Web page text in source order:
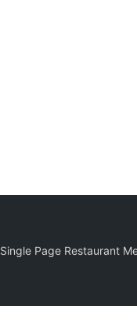
Single Page Restaurant